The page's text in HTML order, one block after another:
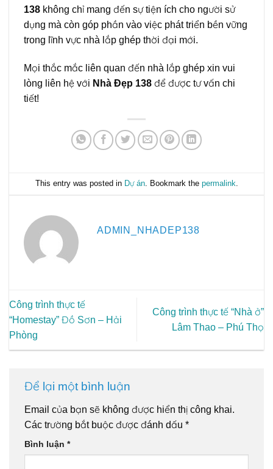
138 không chỉ mang đến sự tiện ích cho người sử
dụng mà còn góp phần vào việc phát triển bền vững
trong lĩnh vực nhà lắp ghép thời đại mới.
Mọi thắc mắc liên quan đến nhà lắp ghép xin vui
lòng liên hệ với Nhà Đẹp 138 để được tư vấn chi
tiết!
This entry was posted in Dự án. Bookmark the permalink
ADMIN_NHADEP138
Công trình thực tế
“Homestay” Đồ Sơn – Hải
Phòng
Công trình thực tế “Nhà ở”
Lâm Thao – Phú Thọ
Để lại một bình luận
Email của bạn sẽ không được hiển thị công khai.
Các trường bắt buộc được đánh dấu *
Bình luận *